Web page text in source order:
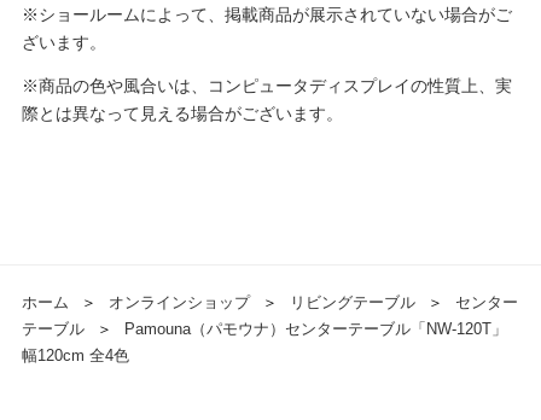
※ショールームによって、掲載商品が展示されていない場合がご
ざいます。
※商品の色や風合いは、コンピュータディスプレイの性質上、実
際とは異なって見える場合がございます。
ホーム ＞ オンラインショップ ＞ リビングテーブル ＞
センター
テーブル
＞
Pamouna（パモウナ）センターテーブル「NW-120T」
幅120cm 全4色